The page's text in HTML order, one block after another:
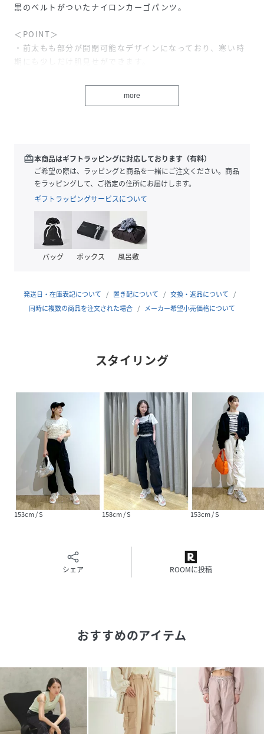
黒のベルトがついたナイロンカーゴパンツ。
＜POINT＞
・前太もも部分が開閉可能なデザインになっており、寒い時
期にも少しだけ肌見せができます。
・キナリのみ太ももの開閉可能な位置の上まで裏地がついて
気軽に洗濯機洗いができるのも嬉しいポイント。
【カラー】
ベーシックなブラック・キナリにオレンジをプラスした3色
【おすすめのスタイリング】
ゆったりニットを合わせるスタイリングがオススメです。
-----------------------------
裏地：キナリのみあり
ウエスト：後ろ一部ゴム
季節：通年
-----------------------------
【モデル着用サイズ】
全色モデル身長：160cm、着用サイズ：M
※画像の商品はサンプルです。実際の商品と仕様、加工、サ
イズが若干異なる場合がございます。
ブラック（01）：中国製｜キナリ（16）：中国
製｜オレンジ系（74）：中国製
系（74）：（本体） ナイロン 100% （別布） ポ
リエステル 100%
サイズ S、M
クリーニング
ブラック（01）：洗濯機（極弱）・漂白、タン
ブル乾燥禁止
キナリ（16）：洗濯機（極弱）・漂白、タンブ
ル乾燥禁止
more
redeem本商品はギフトラッピングに対応しております（有料）
ご希望の際は、ラッピングと商品を一緒にご注文ください。商品
をラッピングして、ご指定の住所にお届けします。
ギフトラッピングサービスについて
バッグ ボックス 風呂敷
発送日・在庫表記について 置き配について
交換・返品について
同時に複数の商品を注文された場合
メーカー希望小売価格について
スタイリング
153cm / S 158cm / S 153cm / S
シェア ROOMに投稿
おすすめのアイテム